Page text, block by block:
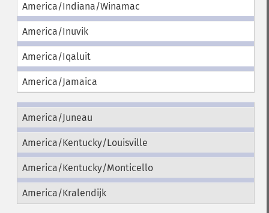
America/Indiana/Winamac
America/Inuvik
America/Iqaluit
America/Jamaica
America/Juneau
America/Kentucky/Louisville
America/Kentucky/Monticello
America/Kralendijk